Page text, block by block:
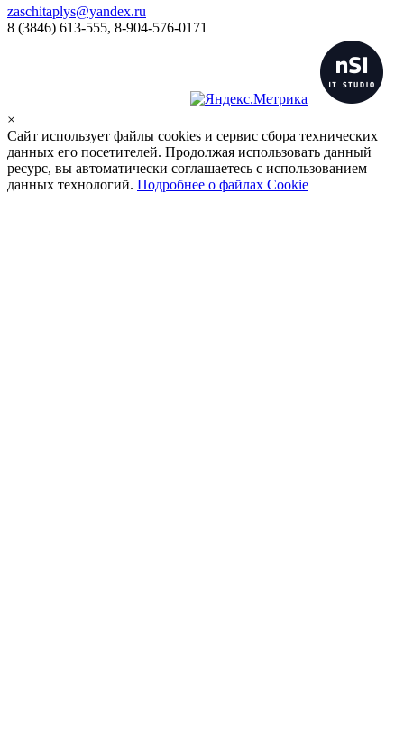
zaschitaplys@yandex.ru
8 (3846) 613-555, 8-904-576-0171
×
Сайт использует файлы cookies и сервис сбора технических
данных его посетителей. Продолжая использовать данный
ресурс, вы автоматически соглашаетесь с использованием
данных технологий. Подробнее о файлах Cookie